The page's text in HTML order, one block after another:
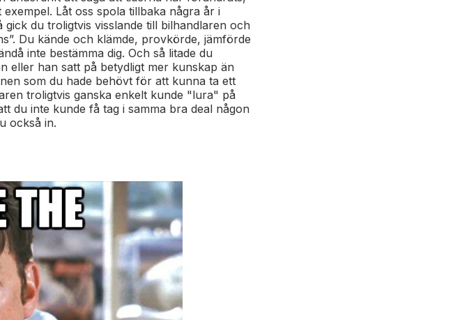
Låt oss spola tillbaka några år i
du troligtvis visslande till bilhandlaren och
Du kände och klämde, provkörde, jämförde
inte bestämma dig. Och så litade du
eller han satt på betydligt mer kunskap än
som du hade behövt för att kunna ta ett
troligtvis ganska enkelt kunde "lura" på
du inte kunde få tag i samma bra deal någon
också in.